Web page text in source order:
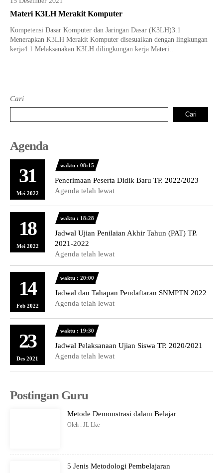
Materi Komputer dan Jaringan Dasar
Materi Pemograman Dasar
Sistem Komputer
Tata Busana
Bisnis Daring dan Pemasaran
Materi K3LH Merakit Komputer
Kompetensi Dasar Komputer dan Jaringan Dasar (K3LH)3.1
Menerapkan K3LH Merakit Komputer disesuaikan dengan lingkungan
kerja4.1 Melaksanakan K3LH dilingkungan kerja Materi..
Cari
Cari
Agenda
31
Mei 2022
waktu : 08:15
Penerimaan Peserta Didik Baru TP. 2022/2023
Agenda telah lewat
18
Mei 2022
waktu : 18:28
Jadwal Ujian Penilaian Akhir Tahun (PAT) TP.
2021-2022
Agenda telah lewat
14
Feb 2022
waktu : 20:00
Jadwal dan Tahapan Pendaftaran SNMPTN 2022
Agenda telah lewat
23
Des 2021
waktu : 19:30
Jadwal Pelaksanaan Ujian Siswa TP. 2020/2021
Agenda telah lewat
Postingan Guru
Metode Demonstrasi dalam Belajar
Oleh : JL Lke
5 Jenis Metodologi Pembelajaran